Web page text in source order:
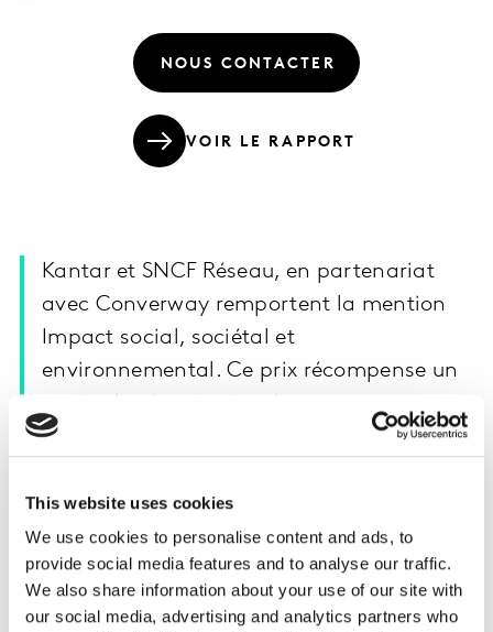
This website uses cookies
We use cookies to personalise content and ads, to
provide social media features and to analyse our traffic.
We also share information about your use of our site with
our social media, advertising and analytics partners who
NOUS CONTACTER
VOIR LE RAPPORT
Kantar et SNCF Réseau, en partenariat
avec Converway remportent la mention
Impact social, sociétal et
environnemental. Ce prix récompense un
passages à niveau.
Depuis 2019, Kantar accompagne SNCF Réseau IDF
en place de dispositifs nudge adaptés aux
environnements et l’évaluation de leur impact à court
et long termes en situation réelle.